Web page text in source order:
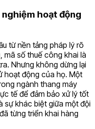
nghiệm hoạt động
từ nền tảng pháp lý rõ
mã số thuế công khai là
Nhưng không dừng lại
hoạt động của họ. Một
ngành thang máy
tế để đảm bảo xử lý tốt
sự khác biệt giữa một đội
từng triển khai hàng